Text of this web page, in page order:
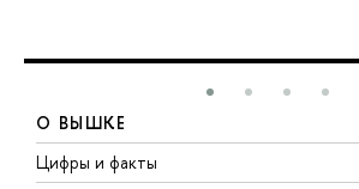
О ВЫШКЕ
Цифры и факты